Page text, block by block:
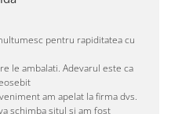
pentru rapiditatea cu
le ambalati. Adevarul este ca
am apelat la firma dvs.
schimba situl si am fost